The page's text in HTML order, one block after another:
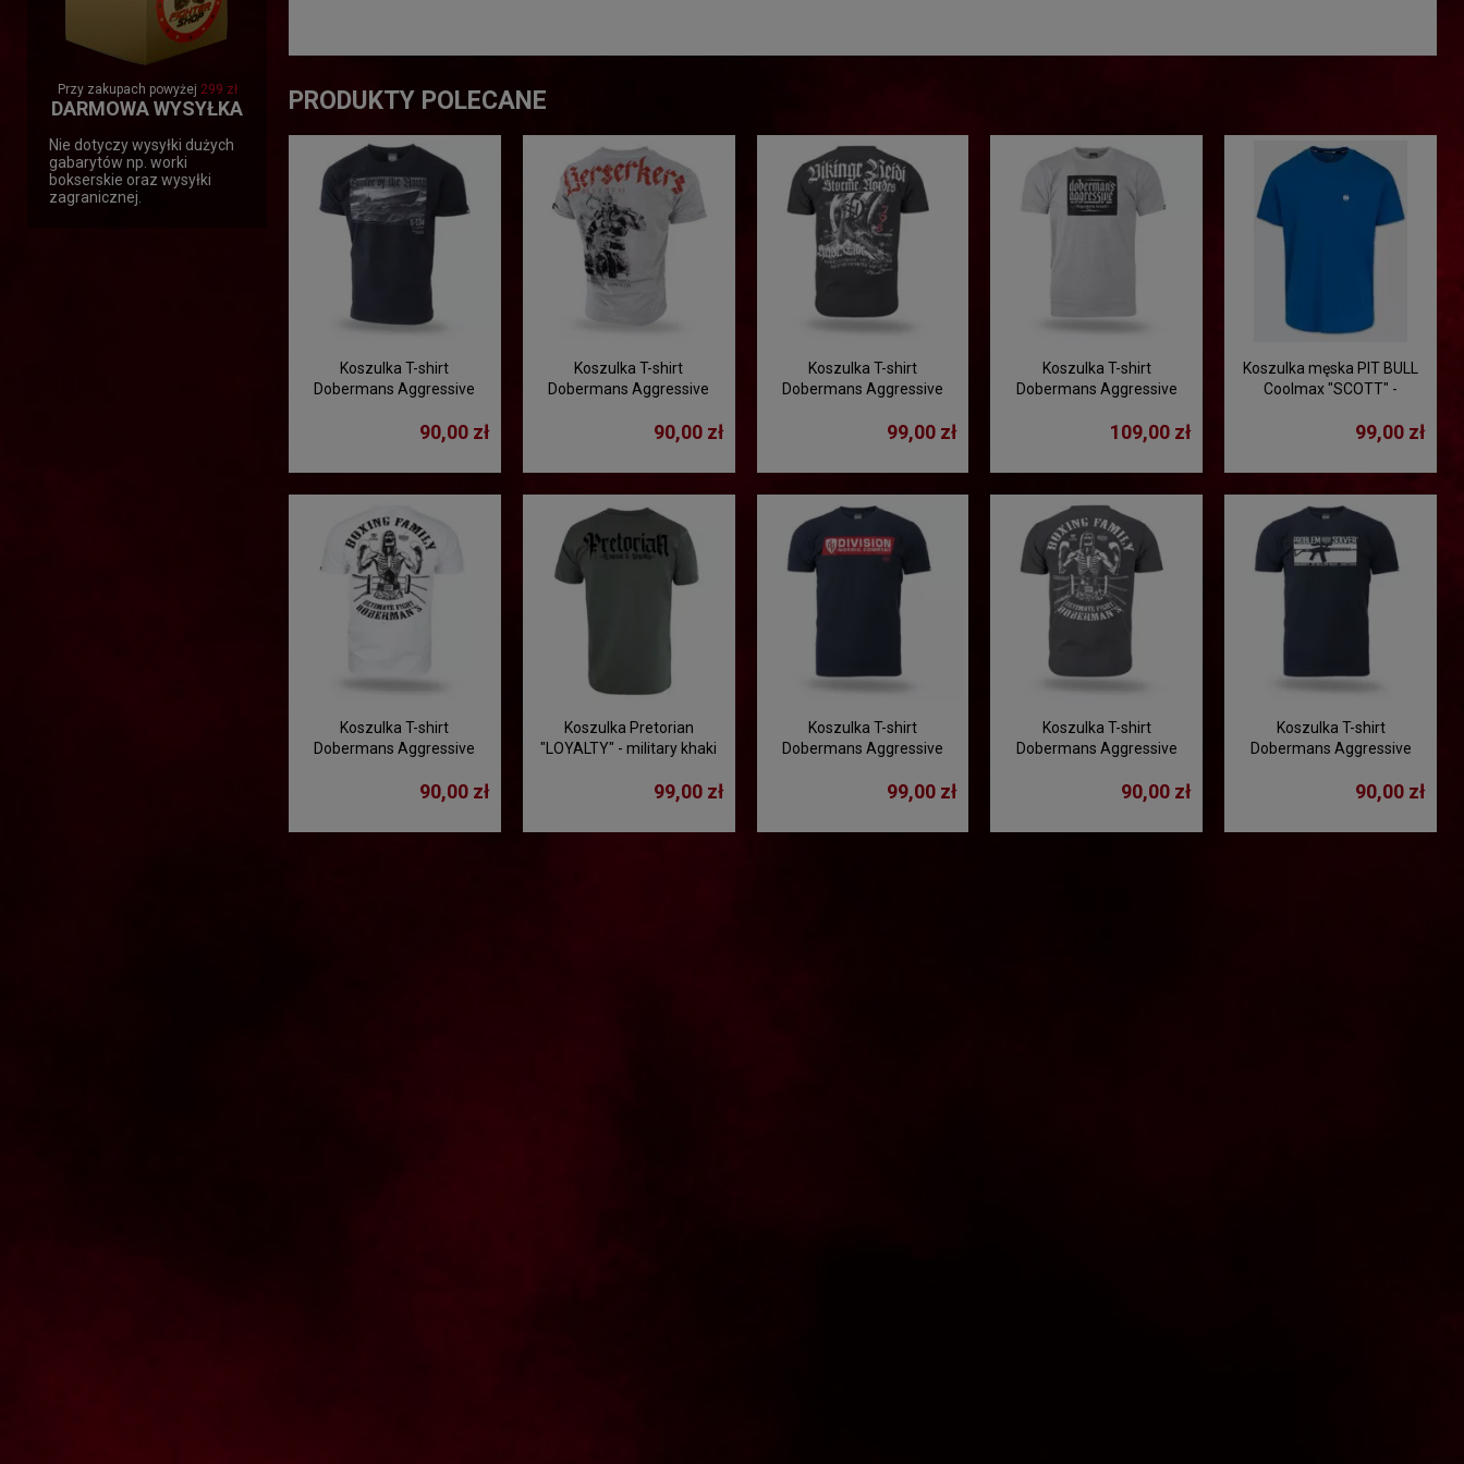
Przy zakupach powyżej 299 zł
DARMOWA WYSYŁKA
Nie dotyczy wysyłki dużych
gabarytów np. worki
bokserskie oraz wysyłki
zagranicznej.
PRODUKTY POLECANE
Koszulka T-shirt
Dobermans Aggressive
TS189 - czarna90,00 zł
Koszulka T-shirt
Dobermans Aggressive
90,00 zł
Koszulka T-shirt
Dobermans Aggressive
grafitowa99,00 zł
Koszulka T-shirt
Dobermans Aggressive
szara109,00 zł
Koszulka męska PIT BULL
Coolmax "SCOTT" -
99,00 zł
Koszulka T-shirt
Dobermans Aggressive
90,00 zł
Koszulka Pretorian
"LOYALTY" - military khaki
99,00 zł
Koszulka T-shirt
Dobermans Aggressive
- granatowa99,00 zł
Koszulka T-shirt
Dobermans Aggressive
grafitowa90,00 zł
Koszulka T-shirt
Dobermans Aggressive
TS331D - granatowa
90,00 zł